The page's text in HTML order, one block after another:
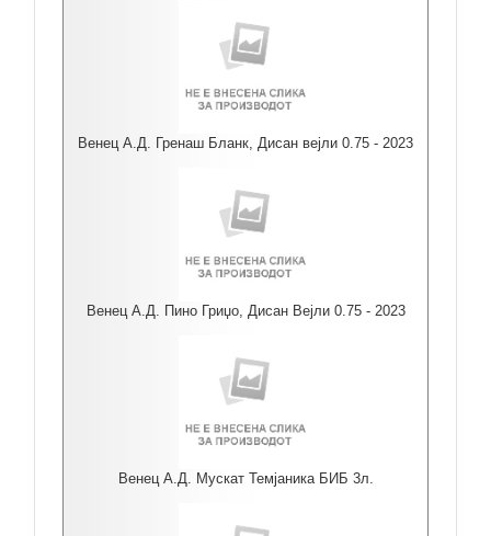
Венец А.Д. Гренаш Бланк, Дисан вејли 0.75 - 2023
Венец А.Д. Пино Гриџо, Дисан Вејли 0.75 - 2023
Венец А.Д. Мускат Темјаника БИБ 3л.